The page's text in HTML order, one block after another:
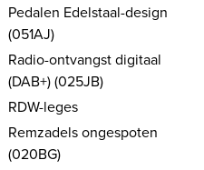
Pedalen Edelstaal-design
(051AJ)
Radio-ontvangst digitaal
(DAB+) (025JB)
RDW-leges
Remzadels ongespoten
(020BG)